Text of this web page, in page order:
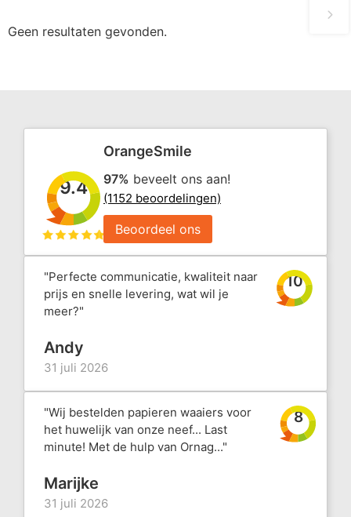
Geen resultaten gevonden.
9.4
OrangeSmile
97% beveelt ons aan!
(1152 beoordelingen)
Beoordeel ons
"Perfecte communicatie, kwaliteit naar
prijs en snelle levering, wat wil je
meer?"
10
Andy
31 juli 2026
"Wij bestelden papieren waaiers voor
het huwelijk van onze neef... Last
minute! Met de hulp van Ornag..."
8
Marijke
31 juli 2026